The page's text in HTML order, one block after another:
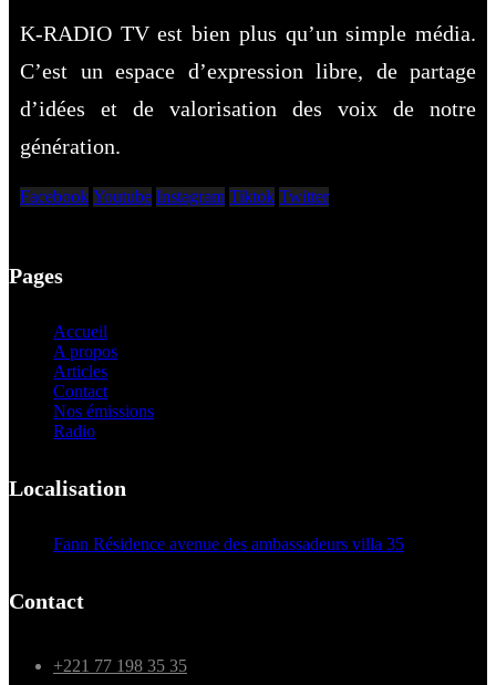
K-RADIO TV est bien plus qu’un simple média.
C’est un espace d’expression libre, de partage
d’idées et de valorisation des voix de notre
génération.
Facebook Youtube Instagram Tiktok Twitter
Pages
Accueil
A propos
Articles
Contact
Nos émissions
Radio
Localisation
Fann Résidence avenue des ambassadeurs villa 35
Contact
+221 77 198 35 35